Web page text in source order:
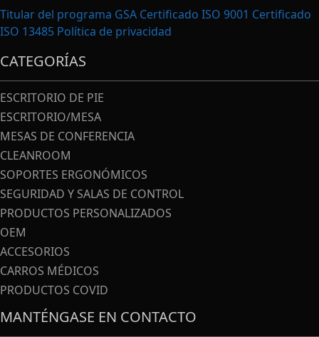
Titular del programa GSA Certificado ISO 9001 Certificado
ISO 13485 Política de privacidad
CATEGORÍAS
ESCRITORIO DE PIE
ESCRITORIO/MESA
MESAS DE CONFERENCIA
CLEANROOM
SOPORTES ERGONÓMICOS
SEGURIDAD Y SALAS DE CONTROL
PRODUCTOS PERSONALIZADOS
OEM
ACCESORIOS
CARROS MÉDICOS
PRODUCTOS COVID
MANTÉNGASE EN CONTACTO